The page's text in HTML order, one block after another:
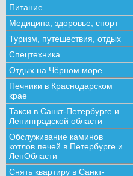
Питание
Медицина, здоровье, спорт
Туризм, путешествия, отдых
Спецтехника
Отдых на Чёрном море
Печники в Краснодарском
крае
Такси в Санкт-Петербурге и
Ленинградской области
Обслуживание каминов
котлов печей в Петербурге и
ЛенОбласти
Снять квартиру в Санкт-